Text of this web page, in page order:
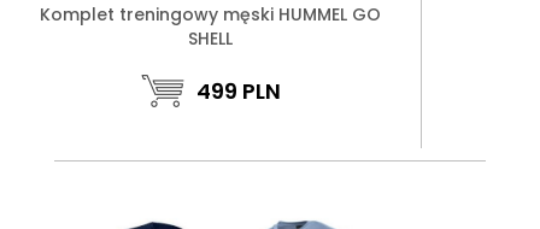
Komplet treningowy męski HUMMEL GO
SHELL
499 PLN